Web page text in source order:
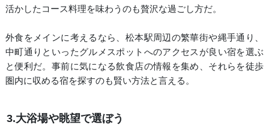
活かしたコース料理を味わうのも贅沢な過ごし方だ。
外食をメインに考えるなら、松本駅周辺の繁華街や縄手通り、
中町通りといったグルメスポットへのアクセスが良い宿を選ぶ
と便利だ。事前に気になる飲食店の情報を集め、それらを徒歩
圏内に収める宿を探すのも賢い方法と言える。
3.大浴場や眺望で選ぼう